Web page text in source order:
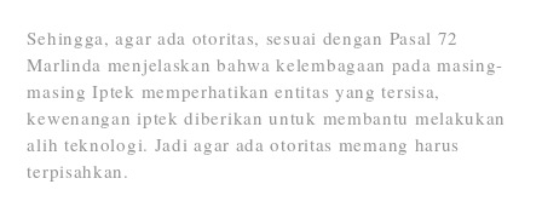
Sehingga, agar ada otoritas, sesuai dengan Pasal 72
Marlinda menjelaskan bahwa kelembagaan pada masing-
masing Iptek memperhatikan entitas yang tersisa,
kewenangan iptek diberikan untuk membantu melakukan
alih teknologi. Jadi agar ada otoritas memang harus
terpisahkan.